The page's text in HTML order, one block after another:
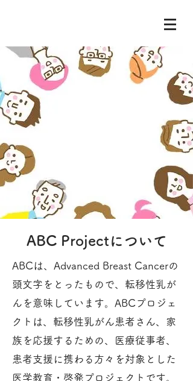
ABC Projectについて
ABCは、Advanced Breast Cancerの
頭文字をとったもので、転移性乳が
んを意味しています。ABCプロジェ
クトは、転移性乳がん患者さん、家
族を応援するための、医療従事者、
患者支援に携わる方々を対象とした
医学教育・啓発プロジェクトです。